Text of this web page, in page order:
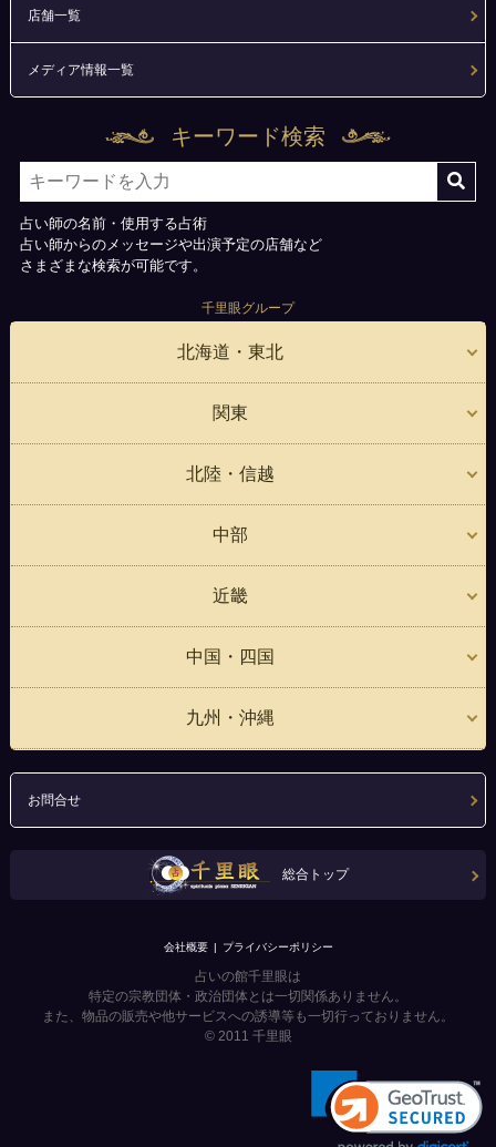
店舗一覧
メディア情報一覧
キーワード検索
占い師の名前・使用する占術
占い師からのメッセージや出演予定の店舗など
さまざまな検索が可能です。
千里眼グループ
北海道・東北
関東
北陸・信越
中部
近畿
中国・四国
九州・沖縄
お問合せ
総合トップ
会社概要 プライバシーポリシー
占いの館千里眼は
特定の宗教団体・政治団体とは一切関係ありません。
また、物品の販売や他サービスへの誘導等も一切行っておりません。
© 2011 千里眼